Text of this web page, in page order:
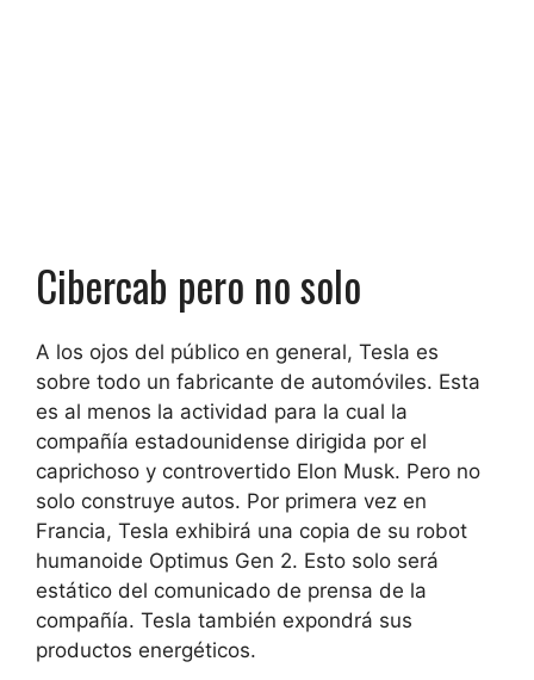
Cibercab pero no solo
A los ojos del público en general, Tesla es
sobre todo un fabricante de automóviles. Esta
es al menos la actividad para la cual la
compañía estadounidense dirigida por el
caprichoso y controvertido Elon Musk. Pero no
solo construye autos. Por primera vez en
Francia, Tesla exhibirá una copia de su robot
humanoide Optimus Gen 2. Esto solo será
estático del comunicado de prensa de la
compañía. Tesla también expondrá sus
productos energéticos.